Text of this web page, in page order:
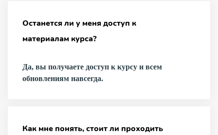
Останется ли у меня доступ к
материалам курса?
Да, вы получаете доступ к курсу и всем
обновлениям навсегда.
Как мне понять, стоит ли проходить